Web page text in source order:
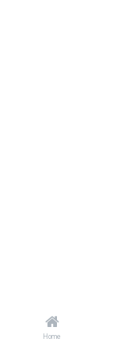
Home